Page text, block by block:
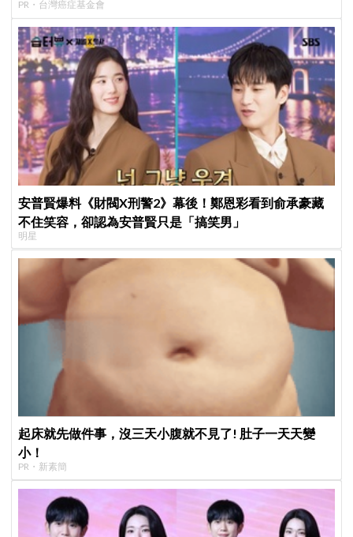
PR・台灣癌症基金會
安普賢爆料《財閥X刑警2》幕後！鄭恩彩看到俞承豪藏
不住笑容，卻認為安普賢只是「搞笑男」
明星
起床就先做件事，沒三天小腹就不見了! 肚子一天天變
小！
PR・新素簡